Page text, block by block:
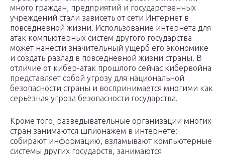
много граждан, предприятий и государственных
учреждений стали зависеть от сети Интернет в
повседневной жизни. Использование интернета для
атак компьютерных систем другого государства
может нанести значительный ущерб его экономике
и создать разлад в повседневной жизни страны. В
отличие от кибер-атак прошлого сейчас кибервойна
представляет собой угрозу для национальной
безопасности страны и воспринимается многими как
серьёзная угроза безопасности государства.
Кроме того, разведывательные организации многих
стран занимаются шпионажем в интернете:
собирают информацию, взламывают компьютерные
системы других государств, занимаются